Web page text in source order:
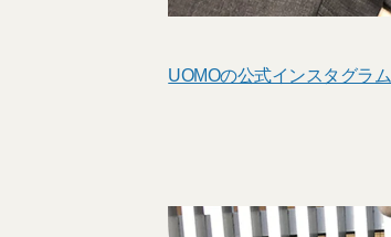
UOMOの公式インスタグラム